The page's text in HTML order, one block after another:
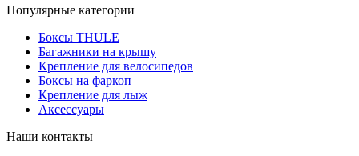
Популярные категории
Боксы THULE
Багажники на крышу
Крепление для велосипедов
Боксы на фаркоп
Крепление для лыж
Аксессуары
Наши контакты